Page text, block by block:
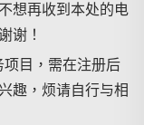
想再收到本处的电
谢！
目，需在注册后
趣，烦请自行与相